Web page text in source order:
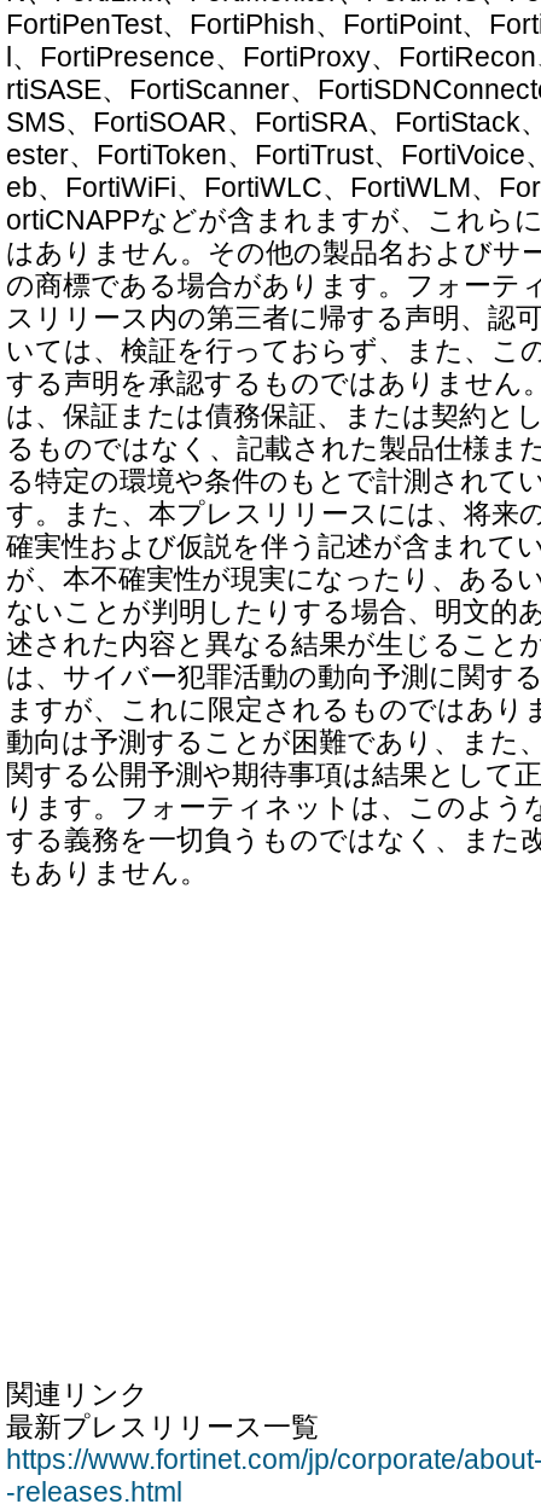
FortiPenTest、FortiPhish、FortiPoint、
l、FortiPresence、FortiProxy、
rtiSASE、FortiScanner、
SMS、FortiSOAR、FortiSRA、FortiStack
ester、FortiToken、FortiTrust、FortiVoice
eb、FortiWiFi、FortiWLC、FortiWLM、
ortiCNAPPなどが含まれますが、これら
はありません。その他の製品名およびサ
の商標である場合があります。フォーテ
スリリース内の第三者に帰する声明、認
いては、検証を行っておらず、また、こ
する声明を承認するものではありません
は、保証または債務保証、または契約と
るものではなく、記載された製品仕様ま
る特定の環境や条件のもとで計測されて
す。また、本プレスリリースには、将来
確実性および仮説を伴う記述が含まれて
が、本不確実性が現実になったり、ある
ないことが判明したりする場合、明文的
述された内容と異なる結果が生じること
は、サイバー犯罪活動の動向予測に関す
ますが、これに限定されるものではあり
動向は予測することが困難であり、また
関する公開予測や期待事項は結果として
ります。フォーティネットは、このよう
する義務を一切負うものではなく、また
もありません。
関連リンク
最新プレスリリース一覧
https://www.fortinet.com/jp/corporate/
-releases.html